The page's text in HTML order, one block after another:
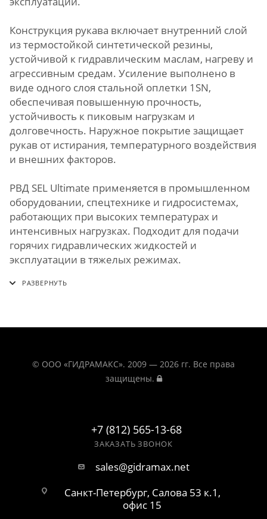
Конструкция рукава включает внутренний слой
из термостойкой синтетической резины,
устойчивой к гидравлическим маслам, нагреву и
агрессивным средам. Усиление выполнено в
виде одного слоя стальной оплетки 1SN,
обеспечивая повышенную прочность,
устойчивость к пиковым нагрузкам и
долговечность. Наружное покрытие защищает
рукав от истирания, температурного воздействия
и внешних факторов.
РВД SEL Ultimate применяется в промышленном
оборудовании, спецтехнике и гидросистемах,
работающих при высоких температурах и
интенсивных нагрузках. Подходит для подачи
горячих гидравлических жидкостей и
эксплуатации в тяжелых режимах.
© ООО «ГИДРАМАКС». 2009 — 2026 гг. Все права
защищены.
+7 (812) 565-13-68
ЗАКАЗАТЬ ЗВОНОК
sales@gidramax.net
Санкт-Петербург, Салова 53 к.1,
офис 15